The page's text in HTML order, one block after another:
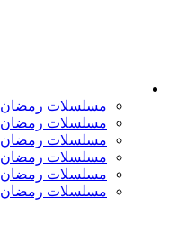
مسلسلات رمضان 2026
مسلسلات رمضان 2025
مسلسلات رمضان 2024
مسلسلات رمضان 2023
مسلسلات رمضان 2022
مسلسلات رمضان 2021